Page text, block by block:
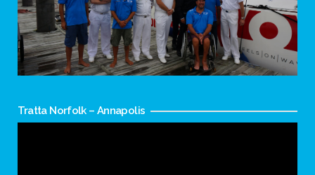
Tratta Norfolk – Annapolis